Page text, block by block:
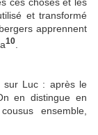
ces choses et les
et transformé
apprennent
10
sur Luc : après le
en distingue en
ensemble,